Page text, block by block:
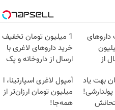
با ۱ میلیون
از
1 میلیون تومان تخفیف
خرید داروهای لاغری با
ارسال از داروخانه و پک
بهت یاد
آمپول لاغری اسپارتینا، ا
میلیون تومان ارزان‌تر از
همه‌جا!